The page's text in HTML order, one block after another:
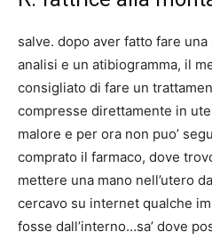
salve. dopo aver fatto fare
analisi e un atibiogramma, il
consigliato di fare un
compresse direttamente in
malore e per ora non puo’
comprato il farmaco, dove
mettere una mano nell’utero
cercavo su internet qualche
fosse dall’interno…sa’ dove